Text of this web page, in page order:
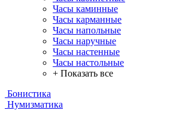
Часы каминные
Часы карманные
Часы напольные
Часы наручные
Часы настенные
Часы настольные
+ Показать все
Бонистика
Нумизматика